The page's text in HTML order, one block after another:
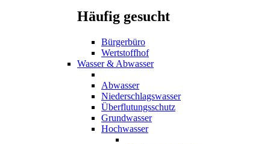
Häufig gesucht
Bürgerbüro
Wertstoffhof
Wasser & Abwasser
Abwasser
Niederschlagswasser
Überflutungsschutz
Grundwasser
Hochwasser